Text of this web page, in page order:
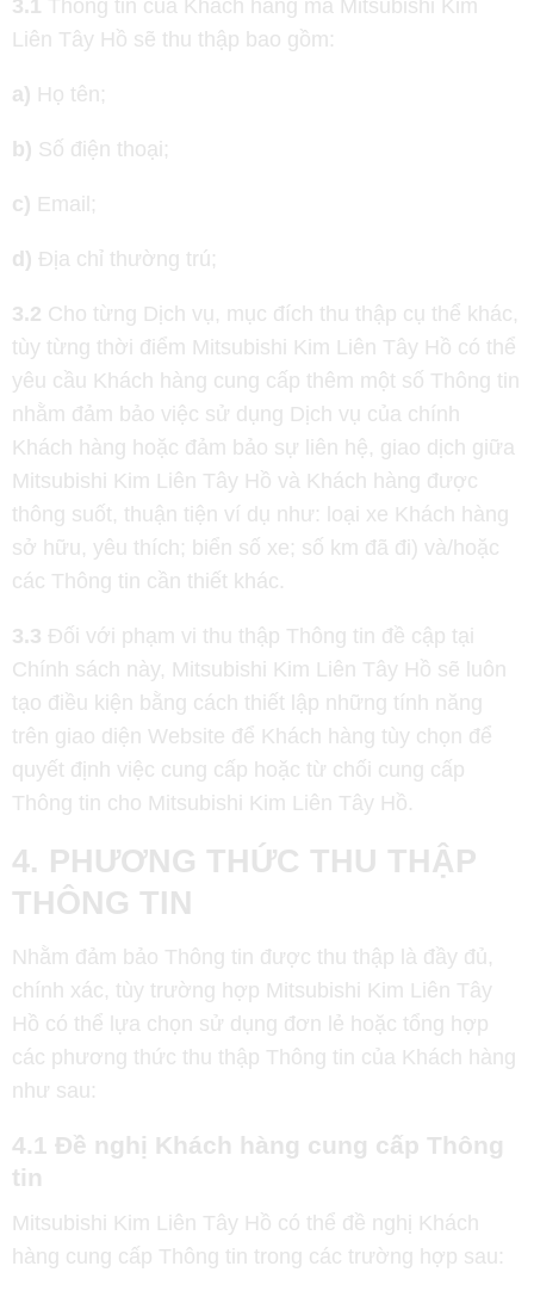
3.1
Thông tin của Khách hàng mà Mitsubishi Kim
Liên Tây Hồ sẽ thu thập bao gồm:
a) Họ tên;
b) Số điện thoại;
c) Email;
d) Địa chỉ thường trú;
3.2 Cho từng Dịch vụ, mục đích thu thập cụ thể khác,
tùy từng thời điểm Mitsubishi Kim Liên Tây Hồ có thể
yêu cầu Khách hàng cung cấp thêm một số Thông tin
nhằm đảm bảo việc sử dụng Dịch vụ của chính
Khách hàng hoặc đảm bảo sự liên hệ, giao dịch giữa
Mitsubishi Kim Liên Tây Hồ và Khách hàng được
thông suốt, thuận tiện ví dụ như: loại xe Khách hàng
sở hữu, yêu thích; biển số xe; số km đã đi) và/hoặc
các Thông tin cần thiết khác.
3.3 Đối với phạm vi thu thập Thông tin đề cập tại
Chính sách này, Mitsubishi Kim Liên Tây Hồ sẽ luôn
tạo điều kiện bằng cách thiết lập những tính năng
trên giao diện Website để Khách hàng tùy chọn để
quyết định việc cung cấp hoặc từ chối cung cấp
Thông tin cho Mitsubishi Kim Liên Tây Hồ.
4. PHƯƠNG THỨC THU THẬP
THÔNG TIN
Nhằm đảm bảo Thông tin được thu thập là đầy đủ,
chính xác, tùy trường hợp Mitsubishi Kim Liên Tây
Hồ có thể lựa chọn sử dụng đơn lẻ hoặc tổng hợp
các phương thức thu thập Thông tin của Khách hàng
như sau:
4.1 Đề nghị Khách hàng cung cấp Thông
tin
Mitsubishi Kim Liên Tây Hồ có thể đề nghị Khách
hàng cung cấp Thông tin trong các trường hợp sau: